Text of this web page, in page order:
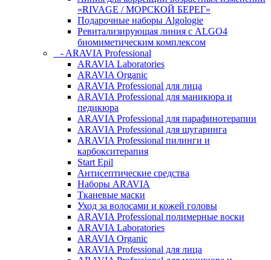
«RIVAGE / МОРСКОЙ БЕРЕГ»
Подарочные наборы Algologie
Ревитализирующая линия с ALGO4
биомиметическим комплексом
- ARAVIA Professional
ARAVIA Laboratories
ARAVIA Organic
ARAVIA Professional для лица
ARAVIA Professional для маникюра и
педикюра
ARAVIA Professional для парафинотерапии
ARAVIA Professional для шугаринга
ARAVIA Professional пилинги и
карбокситерапия
Start Epil
Антисептические средства
Наборы ARAVIA
Тканевые маски
Уход за волосами и кожей головы
ARAVIA Professional полимерные воски
ARAVIA Laboratories
ARAVIA Organic
ARAVIA Professional для лица